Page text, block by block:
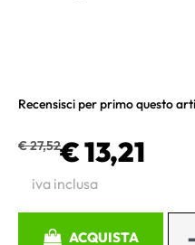
Recensisci per primo questo
€ 27,52€ 13,21
iva inclusa
ACQUISTA